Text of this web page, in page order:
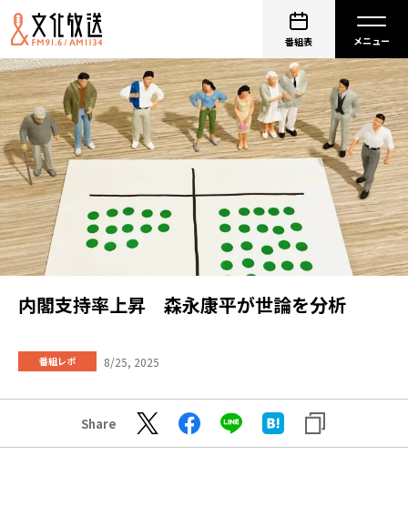
番組表
内閣支持率上昇 森永康平が世論を分析
番組レポ 8/25, 2025
Share